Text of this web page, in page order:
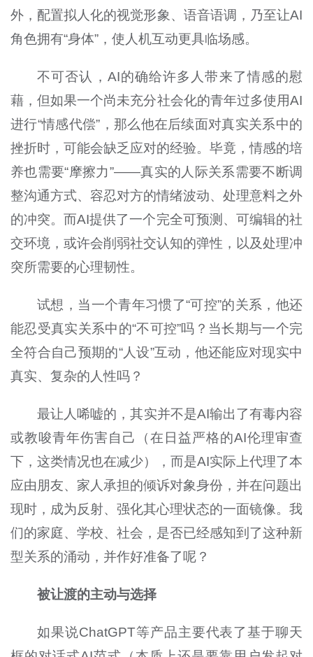
外，配置拟人化的视觉形象、语音语调，乃至让AI
角色拥有“身体”，使人机互动更具临场感。
不可否认，AI的确给许多人带来了情感的慰
藉，但如果一个尚未充分社会化的青年过多使用AI
进行“情感代偿”，那么他在后续面对真实关系中的
挫折时，可能会缺乏应对的经验。毕竟，情感的培
养也需要“摩擦力”——真实的人际关系需要不断调
整沟通方式、容忍对方的情绪波动、处理意料之外
的冲突。而AI提供了一个完全可预测、可编辑的社
交环境，或许会削弱社交认知的弹性，以及处理冲
突所需要的心理韧性。
试想，当一个青年习惯了“可控”的关系，他还
能忍受真实关系中的“不可控”吗？当长期与一个完
全符合自己预期的“人设”互动，他还能应对现实中
真实、复杂的人性吗？
最让人唏嘘的，其实并不是AI输出了有毒内容
或教唆青年伤害自己（在日益严格的AI伦理审查
下，这类情况也在减少），而是AI实际上代理了本
应由朋友、家人承担的倾诉对象身份，并在问题出
现时，成为反射、强化其心理状态的一面镜像。我
们的家庭、学校、社会，是否已经感知到了这种新
型关系的涌动，并作好准备了呢？
被让渡的主动与选择
如果说ChatGPT等产品主要代表了基于聊天